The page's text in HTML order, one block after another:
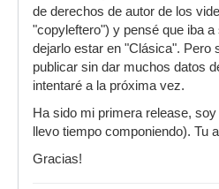
de derechos de autor de los
"copyleftero") y pensé que iba
dejarlo estar en "Clásica". Pero
publicar sin dar muchos datos
intentaré a la próxima vez.
Ha sido mi primera release,
llevo tiempo componiendo). Tu
Gracias!